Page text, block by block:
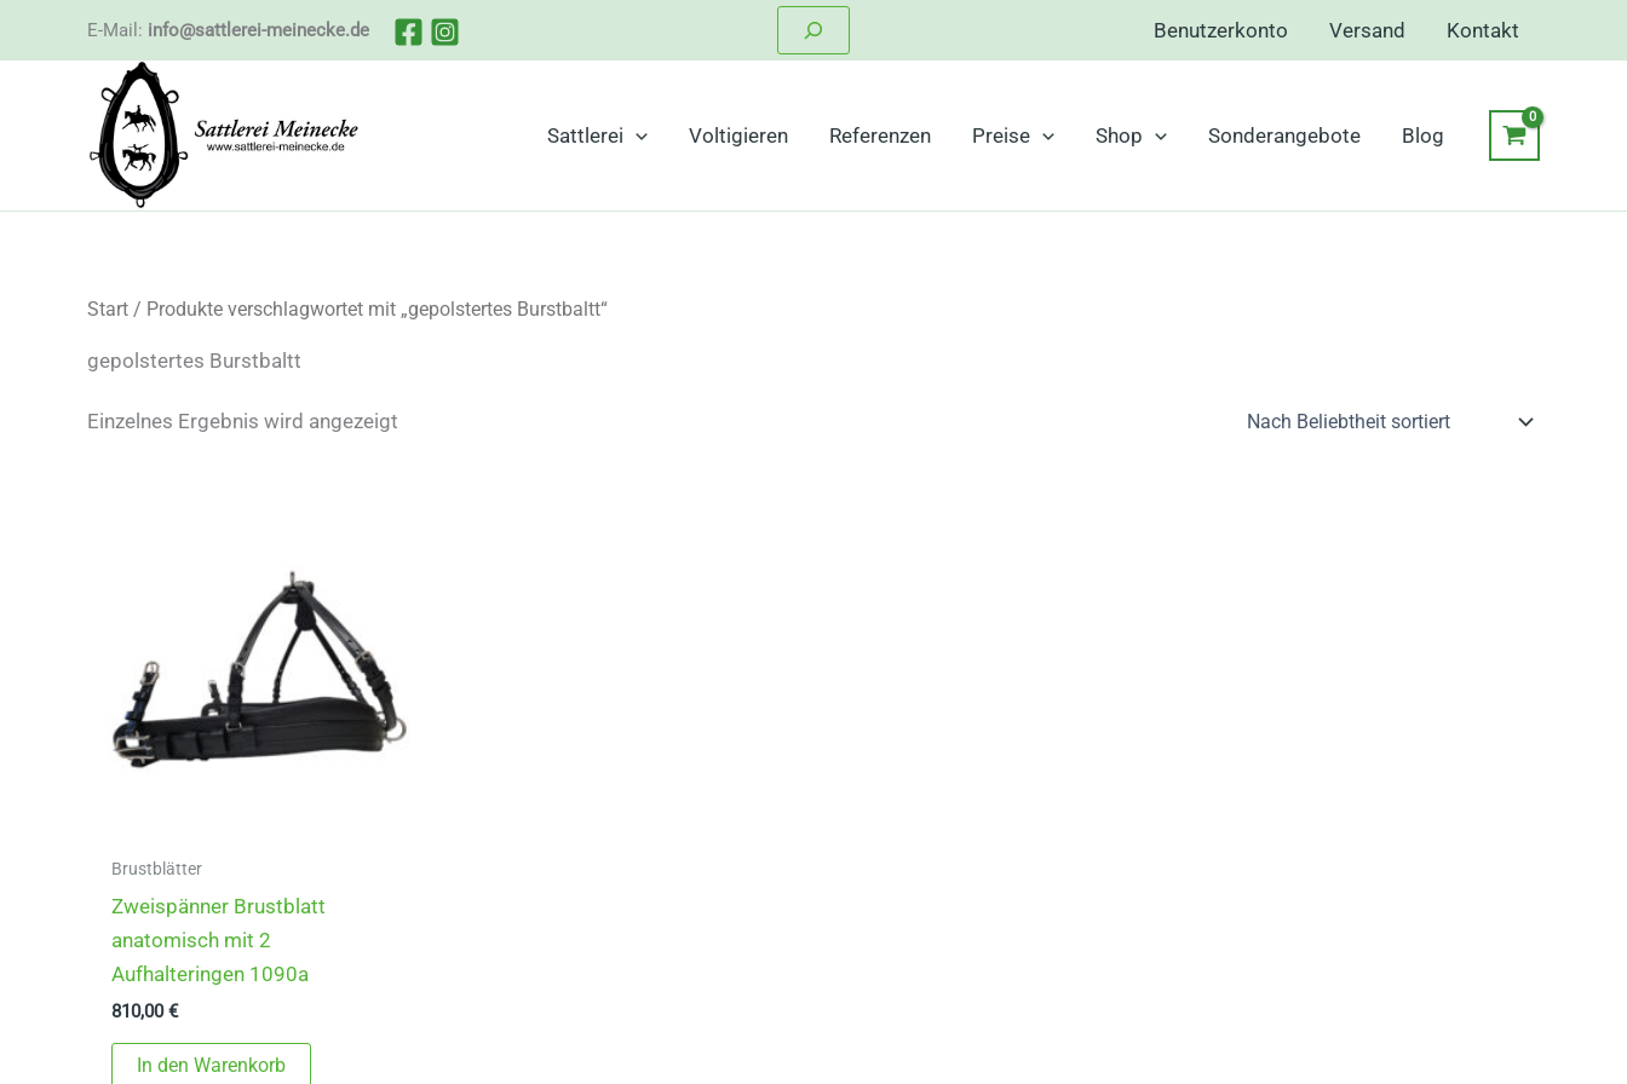
E-Mail: info@sattlerei-meinecke.de Benutzerkonto Versand Kontakt
Sattlerei Voltigieren Referenzen Preise Shop Sonderangebote Blog
Start / Produkte verschlagwortet mit „gepolstertes Burstbaltt“
gepolstertes Burstbaltt
Einzelnes Ergebnis wird angezeigt
Brustblätter
Zweispänner Brustblatt
anatomisch mit 2
Aufhalteringen 1090a
810,00€
In den Warenkorb